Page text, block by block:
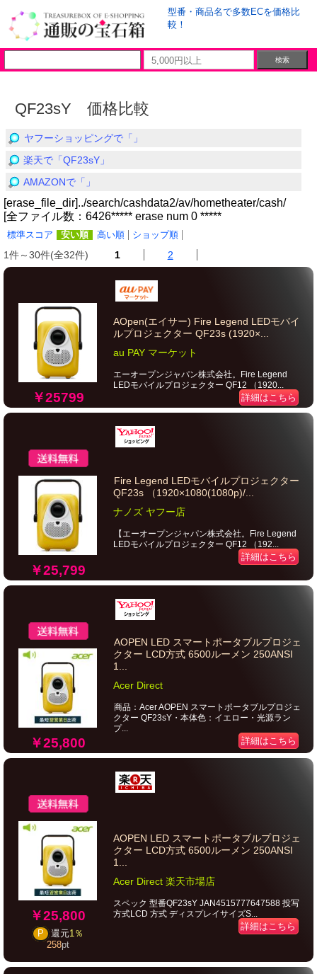
型番・商品名で多数ECを価格比
較！
QF23sY 価格比較
ヤフーショッピングで「」
楽天で「QF23sY」
AMAZONで「」
[erase_file_dir]../search/cashdata2/av/hometheater/cash/
[全ファイル数：6426***** erase num 0 *****
標準スコア 安い順 高い順 ショップ順
1件～30件(全32件) 1 2
￥25799
AOpen(エイサー) Fire Legend LEDモバイ
ルプロジェクター QF23s (1920×...
au PAY マーケット
エーオープンジャパン株式会社。Fire Legend
LEDモバイルプロジェクター QF12 （1920...
詳細はこちら
￥25,799
Fire Legend LEDモバイルプロジェクター
QF23s （1920×1080(1080p)/...
ナノズ ヤフー店
【エーオープンジャパン株式会社。Fire Legend
LEDモバイルプロジェクター QF12 （192...
詳細はこちら
￥25,800
AOPEN LED スマートポータブルプロジェ
クター LCD方式 6500ルーメン 250ANSI
1...
Acer Direct
商品：Acer AOPEN スマートポータブルプロジェ
クター QF23sY・本体色：イエロー・光源ラン
プ...
詳細はこちら
￥25,800
P 還元1％
258pt
AOPEN LED スマートポータブルプロジェ
クター LCD方式 6500ルーメン 250ANSI
1...
Acer Direct 楽天市場店
スペック 型番QF23sY JAN4515777647588 投写
方式LCD 方式 ディスプレイサイズS...
詳細はこちら